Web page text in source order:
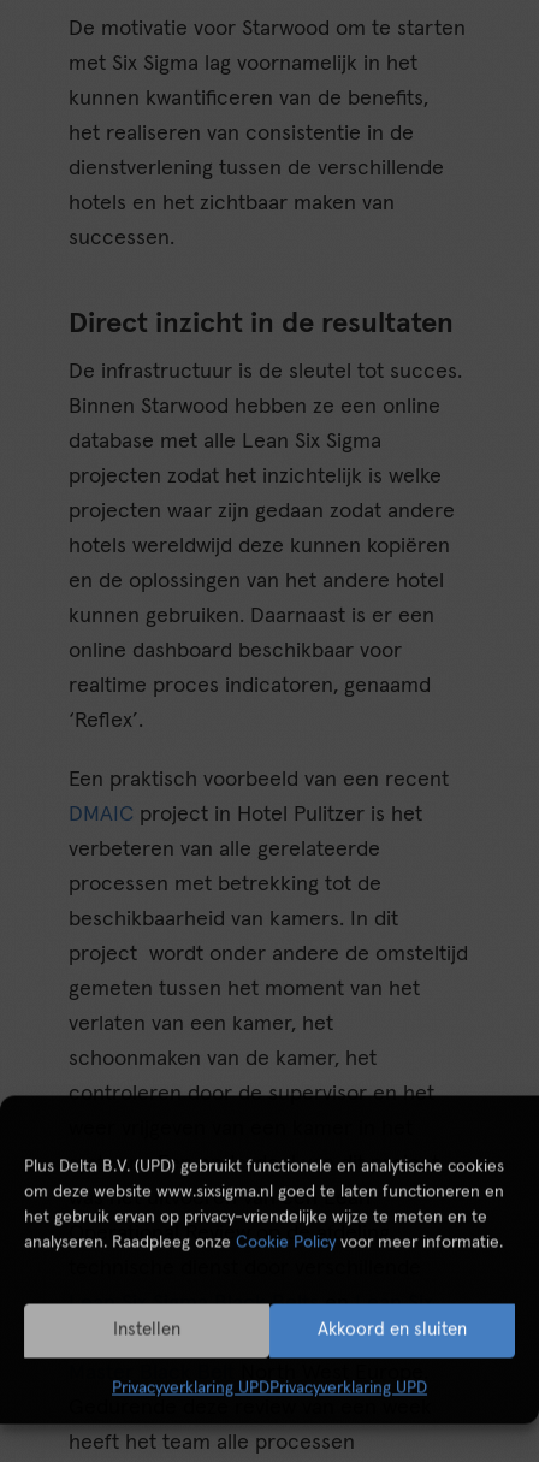
Plus Delta B.V. (UPD) gebruikt functionele en analytische cookies
om deze website www.sixsigma.nl goed te laten functioneren en
het gebruik ervan op privacy-vriendelijke wijze te meten en te
analyseren. Raadpleeg onze Cookie Policy voor meer informatie.
Akkoord en sluiten
Instellen
Privacyverklaring UPDPrivacyverklaring UPD
De motivatie voor Starwood om te starten
met Six Sigma lag voornamelijk in het
kunnen kwantificeren van de benefits,
het realiseren van consistentie in de
dienstverlening tussen de verschillende
hotels en het zichtbaar maken van
successen.
Direct inzicht in de resultaten
De infrastructuur is de sleutel tot succes.
Binnen Starwood hebben ze een online
database met alle Lean Six Sigma
projecten zodat het inzichtelijk is welke
projecten waar zijn gedaan zodat andere
hotels wereldwijd deze kunnen kopiëren
en de oplossingen van het andere hotel
kunnen gebruiken. Daarnaast is er een
online dashboard beschikbaar voor
realtime proces indicatoren, genaamd
‘Reflex’.
Een praktisch voorbeeld van een recent
DMAIC project in Hotel Pulitzer is het
verbeteren van alle gerelateerde
processen met betrekking tot de
beschikbaarheid van kamers. In dit
project wordt onder andere de omsteltijd
gemeten tussen het moment van het
verlaten van een kamer, het
schoonmaken van de kamer, het
controleren door de supervisor en het
systeem. Een onderdeel van dit project
was het uitvoeren van een Lean
Operational Review op de afdeling
Lean Six Sigma Black BeltsenLean Six
Sigma Green Belts
, onder leiding van de
heeft het team alle processen